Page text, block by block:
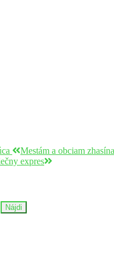
Mestám a obciam
expres